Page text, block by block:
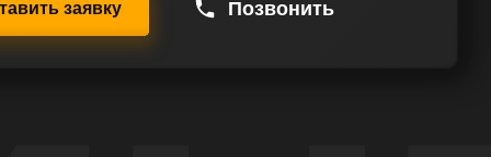
заявку Позвонить